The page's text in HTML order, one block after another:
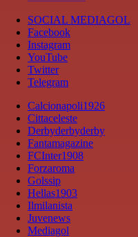
SOCIAL MEDIAGOL
Facebook
Instagram
YouTube
Twitter
Telegram
Calcionapoli1926
Cittaceleste
Derbyderbyderby
Fantamagazine
FCInter1908
Forzaroma
Golssip
Hellas1903
Ilmilanista
Juvenews
Mediagol